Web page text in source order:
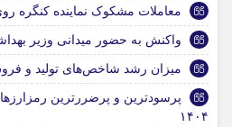
معاملات مشکوک نماینده کنگره
واکنش به حضور میدانی وزیر
میزان رشد شاخص‌های تولید و
۱۴۰۴